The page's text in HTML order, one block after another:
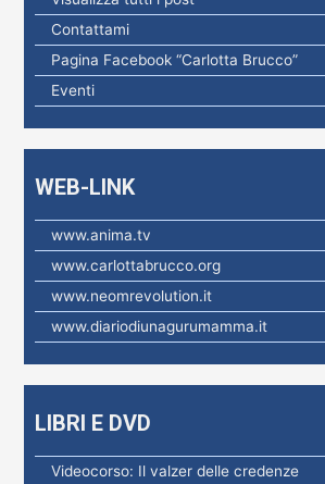
:
Contattami
Pagina Facebook “Carlotta Brucco”
Eventi
WEB-LINK
www.anima.tv
www.carlottabrucco.org
www.neomrevolution.it
www.diariodiunagurumamma.it
LIBRI E DVD
Videocorso: Il valzer delle credenze